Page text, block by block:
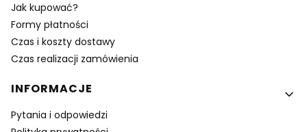
Jak kupować?
Formy płatności
Czas i koszty dostawy
Czas realizacji zamówienia
INFORMACJE
Pytania i odpowiedzi